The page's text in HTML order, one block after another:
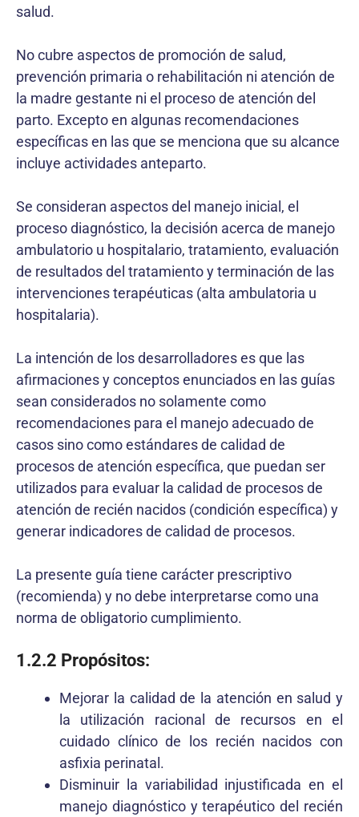
salud.
No cubre aspectos de promoción de salud,
prevención primaria o rehabilitación ni atención de
la madre gestante ni el proceso de atención del
parto. Excepto en algunas recomendaciones
específicas en las que se menciona que su alcance
incluye actividades anteparto.
Se consideran aspectos del manejo inicial, el
proceso diagnóstico, la decisión acerca de manejo
ambulatorio u hospitalario, tratamiento, evaluación
de resultados del tratamiento y terminación de las
intervenciones terapéuticas (alta ambulatoria u
hospitalaria).
La intención de los desarrolladores es que las
afirmaciones y conceptos enunciados en las guías
sean considerados no solamente como
recomendaciones para el manejo adecuado de
casos sino como estándares de calidad de
procesos de atención específica, que puedan ser
utilizados para evaluar la calidad de procesos de
atención de recién nacidos (condición específica) y
generar indicadores de calidad de procesos.
La presente guía tiene carácter prescriptivo
(recomienda) y no debe interpretarse como una
norma de obligatorio cumplimiento.
1.2.2 Propósitos:
Mejorar la calidad de la atención en salud y
la utilización racional de recursos en el
cuidado clínico de los recién nacidos con
asfixia perinatal.
Disminuir la variabilidad injustificada en el
manejo diagnóstico y terapéutico del recién